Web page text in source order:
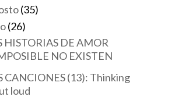
(35)
(26)
HISTORIAS DE AMOR
NO EXISTEN
CANCIONES (13): Thinking
loud